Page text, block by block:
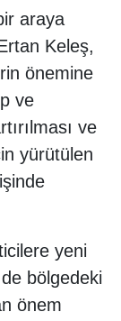
araya
Keleş,
önemine
ve
ve
yürütülen
yeni
bölgedeki
önem